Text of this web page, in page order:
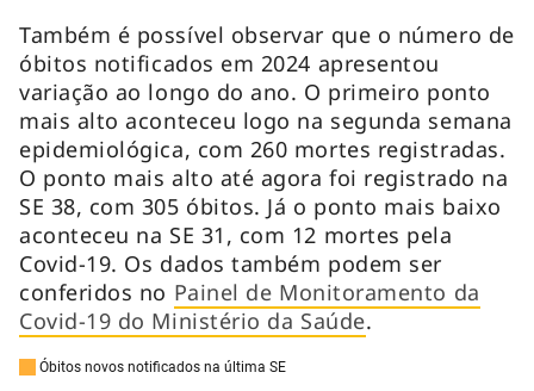
Também é possível observar que o número de
óbitos notificados em 2024 apresentou
variação ao longo do ano. O primeiro ponto
mais alto aconteceu logo na segunda semana
epidemiológica, com 260 mortes registradas.
O ponto mais alto até agora foi registrado na
SE 38, com 305 óbitos. Já o ponto mais baixo
aconteceu na SE 31, com 12 mortes pela
Covid-19. Os dados também podem ser
conferidos no Painel de Monitoramento da
Covid-19 do Ministério da Saúde.